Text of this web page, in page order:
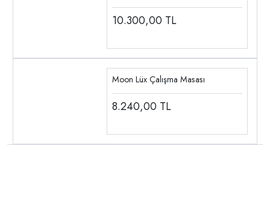
10.300,00 TL
Moon Lüx Çalışma Masası
8.240,00 TL